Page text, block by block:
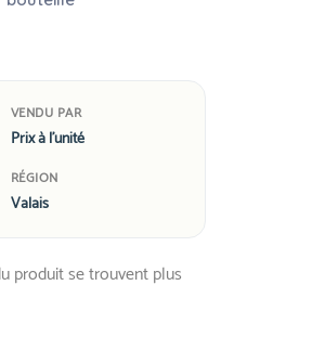
VENDU PAR
Prix à l'unité
RÉGION
Valais
produit se trouvent plus